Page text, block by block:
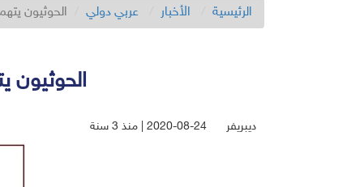
الرئيسية الأخبار عربي دولي الحوثيون يتهمون التحالف
الحوثيون يتهمون
ديبريفر 2020-08-24 | منذ 3 سنة